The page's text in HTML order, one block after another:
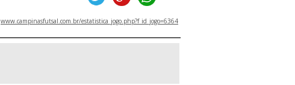
www.campinasfutsal.com.br/estatistica_jogo.php?f_id_jogo=6364